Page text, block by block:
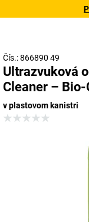
Čís.: 866890 49
Ultrazvuková
Cleaner –
v plastovom kanistri